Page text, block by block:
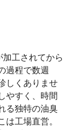
工されてから
過程で数週
しくありませ
やすく、時間
る独特の油臭
工場直営。